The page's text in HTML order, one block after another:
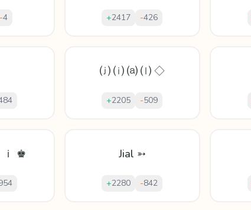
-4 +2417 -426
⒥ ⒤ ⒜ ⒧ ◇
+2205 -509
ｉ ♚ Jial ➳
+2280 -842